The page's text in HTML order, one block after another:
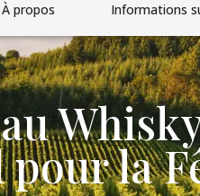
À propos Informations
la